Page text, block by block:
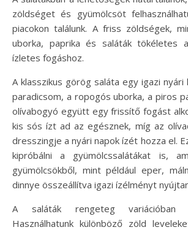
zöldséget és gyümölcsöt
piacokon találunk. A friss zöldségek,
uborka, paprika és saláták tökéletes
ízletes fogáshoz.
A klasszikus görög saláta egy igazi
paradicsom, a ropogós uborka, a piros
olívabogyó együtt egy frissítő fogást
kis sós ízt ad az egésznek, míg az
dresszingje a nyári napok ízét hozza el.
kipróbálni a gyümölcssalátákat is,
gyümölcsökből, mint például eper,
dinnye összeállítva igazi ízélményt
A saláták rengeteg variációban
Használhatunk különböző zöld